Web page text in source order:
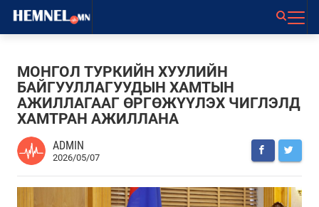
МОНГОЛ ТУРКИЙН ХУУЛИЙН
БАЙГУУЛЛАГУУДЫН ХАМТЫН
АЖИЛЛАГААГ ӨРГӨЖҮҮЛЭХ ЧИГЛЭЛД
ХАМТРАН АЖИЛЛАНА
ADMIN
2026/05/07